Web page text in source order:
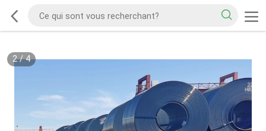
2/4